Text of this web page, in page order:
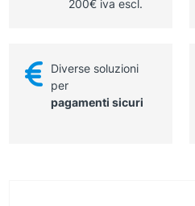
200€ iva escl.
Diverse soluzioni
per
pagamenti sicuri